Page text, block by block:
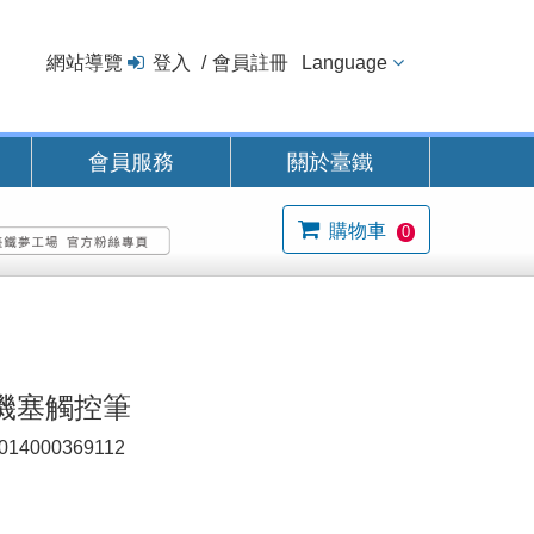
網站導覽 登入 會員註冊 Language
會員服務 關於臺鐵
購物車 0
塞觸控筆